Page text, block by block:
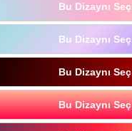
Bu Dizaynı Seç
Bu Dizaynı Seç
Bu Dizaynı Seç
Bu Dizaynı Seç